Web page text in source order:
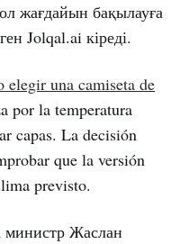
жағдайын бақылауға
Jolqal.ai кіреді.
elegir una camiseta de
por la temperatura
capas. La decisión
que la versión
previsto.
Жаслан